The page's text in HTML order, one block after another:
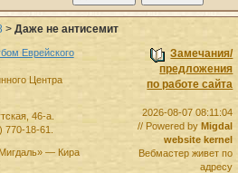
> Даже не антисемит
Замечания/
предложения
по работе сайта
2026-08-07 08:11:04
// Powered byMigdal
website kernel
Вебмастер живет по
адресу
Еврейского
Центра
46-а.
770-18-61
— Кира